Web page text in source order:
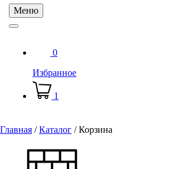
Меню
0
Избранное
1
Главная /Каталог /Корзина